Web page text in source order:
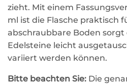
zieht. Mit einem
ml ist die Flasche praktisch
abschraubbare Boden sorgt
Edelsteine leicht
variiert werden können.
Bitte beachten Sie: Die